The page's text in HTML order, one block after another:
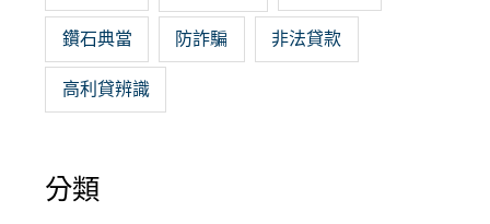
鑽石典當 防詐騙 非法貸款
高利貸辨識
分類